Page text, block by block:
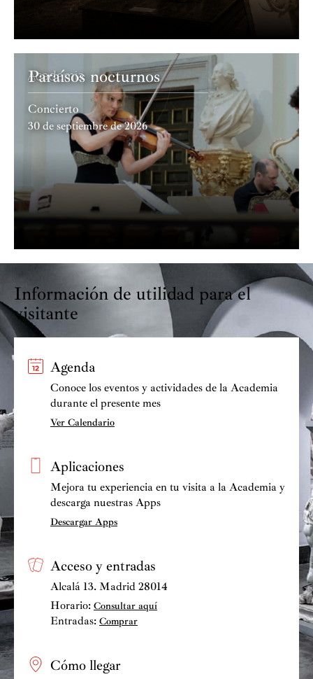
Academia
Paraísos nocturnos
Concierto
30 de septiembre de 2026
Información de utilidad para el
visitante
Agenda
Conoce los eventos y actividades de la Academia
durante el presente mes
Ver Calendario
Aplicaciones
Mejora tu experiencia en tu visita a la Academia y
descarga nuestras Apps
Descargar Apps
Acceso y entradas
Alcalá 13. Madrid 28014
Horario: Consultar aquí
Entradas: Comprar
Cómo llegar